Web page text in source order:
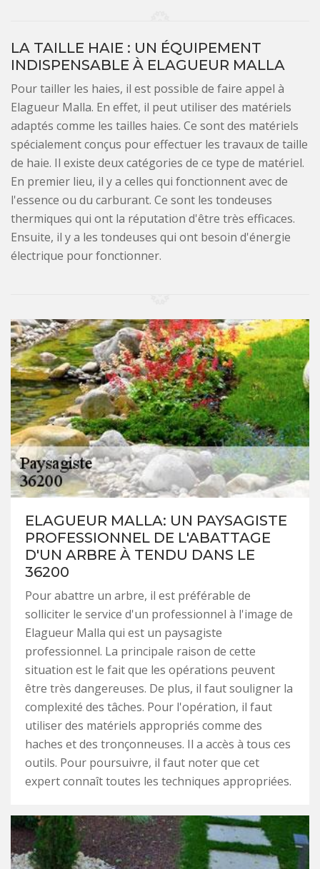
LA TAILLE HAIE : UN ÉQUIPEMENT
INDISPENSABLE À ELAGUEUR MALLA
Pour tailler les haies, il est possible de faire appel à
Elagueur Malla. En effet, il peut utiliser des matériels
adaptés comme les tailles haies. Ce sont des matériels
spécialement conçus pour effectuer les travaux de taille
de haie. Il existe deux catégories de ce type de matériel.
En premier lieu, il y a celles qui fonctionnent avec de
l'essence ou du carburant. Ce sont les tondeuses
thermiques qui ont la réputation d'être très efficaces.
Ensuite, il y a les tondeuses qui ont besoin d'énergie
électrique pour fonctionner.
ELAGUEUR MALLA: UN PAYSAGISTE
PROFESSIONNEL DE L'ABATTAGE
D'UN ARBRE À TENDU DANS LE
36200
Pour abattre un arbre, il est préférable de
solliciter le service d'un professionnel à l'image de
Elagueur Malla qui est un paysagiste
professionnel. La principale raison de cette
situation est le fait que les opérations peuvent
être très dangereuses. De plus, il faut souligner la
complexité des tâches. Pour l'opération, il faut
utiliser des matériels appropriés comme des
haches et des tronçonneuses. Il a accès à tous ces
outils. Pour poursuivre, il faut noter que cet
expert connaît toutes les techniques appropriées.